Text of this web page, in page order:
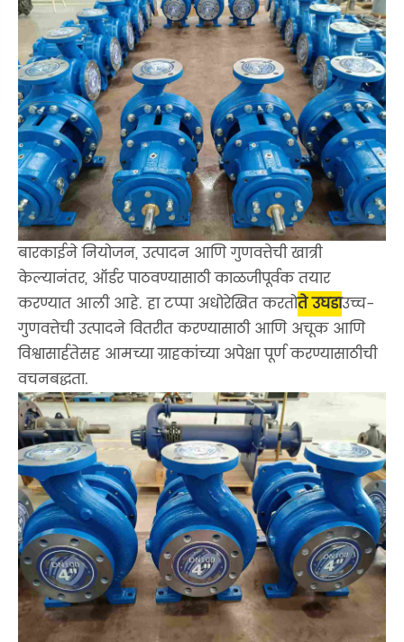
बारकाईने नियोजन, उत्पादन आणि गुणवत्तेची खात्री
केल्यानंतर, ऑर्डर पाठवण्यासाठी काळजीपूर्वक तयार
करण्यात आली आहे. हा टप्पा अधोरेखित करतोते उघडाउच्च-
गुणवत्तेची उत्पादने वितरीत करण्यासाठी आणि अचूक आणि
विश्वासार्हतेसह आमच्या ग्राहकांच्या अपेक्षा पूर्ण करण्यासाठीची
वचनबद्धता.